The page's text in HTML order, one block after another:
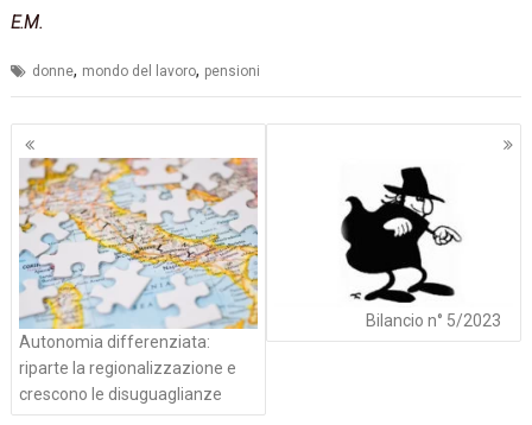
E.M.
donne, mondo del lavoro, pensioni
Navigazione
articoli
Autonomia differenziata:
riparte la regionalizzazione e
crescono le disuguaglianze
Bilancio n° 5/2023